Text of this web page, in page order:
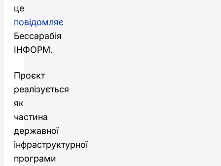
це
повідомляє
Бессарабія
ІНФОРМ.
Проєкт
реалізується
як
частина
державної
інфраструктурної
програми